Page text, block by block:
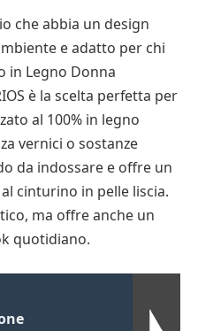
che abbia un design
e adatto per chi
in Legno Donna
è la scelta perfetta per
al 100% in legno
vernici o sostanze
da indossare e offre un
cinturino in pelle liscia.
ma offre anche un
quotidiano.